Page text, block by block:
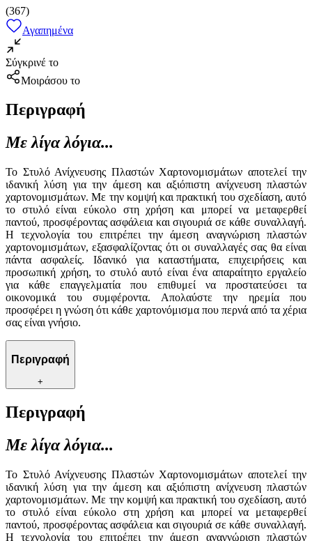
(367)
Αγαπημένα
Σύγκρινέ το
Μοιράσου το
Περιγραφή
Με λίγα λόγια...
Το Στυλό Ανίχνευσης Πλαστών Χαρτονομισμάτων αποτελεί την
ιδανική λύση για την άμεση και αξιόπιστη ανίχνευση πλαστών
χαρτονομισμάτων. Με την κομψή και πρακτική του σχεδίαση, αυτό
το στυλό είναι εύκολο στη χρήση και μπορεί να μεταφερθεί
παντού, προσφέροντας ασφάλεια και σιγουριά σε κάθε συναλλαγή.
Η τεχνολογία του επιτρέπει την άμεση αναγνώριση πλαστών
χαρτονομισμάτων, εξασφαλίζοντας ότι οι συναλλαγές σας θα είναι
πάντα ασφαλείς. Ιδανικό για καταστήματα, επιχειρήσεις και
προσωπική χρήση, το στυλό αυτό είναι ένα απαραίτητο εργαλείο
για κάθε επαγγελματία που επιθυμεί να προστατεύσει τα
οικονομικά του συμφέροντα. Απολαύστε την ηρεμία που
προσφέρει η γνώση ότι κάθε χαρτονόμισμα που περνά από τα χέρια
σας είναι γνήσιο.
Περιγραφή
+
Περιγραφή
Με λίγα λόγια...
Το Στυλό Ανίχνευσης Πλαστών Χαρτονομισμάτων αποτελεί την
ιδανική λύση για την άμεση και αξιόπιστη ανίχνευση πλαστών
χαρτονομισμάτων. Με την κομψή και πρακτική του σχεδίαση, αυτό
το στυλό είναι εύκολο στη χρήση και μπορεί να μεταφερθεί
παντού, προσφέροντας ασφάλεια και σιγουριά σε κάθε συναλλαγή.
Η τεχνολογία του επιτρέπει την άμεση αναγνώριση πλαστών